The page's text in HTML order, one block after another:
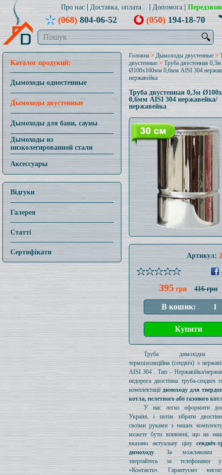
Про нас Доставка, оплата... Допомога
(068)804-06-52 (050)194-18-70
🔍
Каталог продукції:
Дымоходы одностенные
Дымоходы двустенные
Дымоходы для бани, сауны
Дымоходы из
низколегированной стали
Аксессуары
Відгуки
Галерея
Статті
Сертифікати
Головна > Дымоходы двустенные >
двустенные>Труба двустенная 0,3м
Ø100x160мм 0,6мм AISI 304
нержавейка
Труба двустенная 0,3м
0,6мм AISI 304 нержавейка/
нержавейка
Артикул:
395 грн 416 грн
Труба димохідна
термоізоляційна (сендвіч) з
AISI 304 . Тип – Нержавійка/
недорога двостінна труба-сендвіч
комплектаціїдимоходу для
котла, пелетного або газового
У нас легко оформити
Україні, і потім зібрати
своїми руками з наших
можете бути впевнені, що на
вказано актуальну ціну
димоходу. За можливими
звертайтесь за телефонами
«Контакти». Гарантуємо